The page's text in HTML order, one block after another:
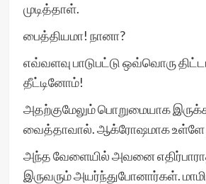
முடித்தாள்.
பைத்தியமா! நானா?
எவ்வளவு பாடுபட்டு ஒவ்வொரு
தீட்டினோம்!
அதற்குமேலும் பொறுமையாக
வைத்தாவால். ஆக்ரோஷமாக உள்ளே
அந்த வேளையில் அவனை
இருவரும் அயர்ந்துபோனார்கள்.